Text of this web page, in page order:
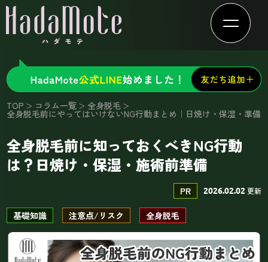
TOP コラム一覧 全身脱毛
全身脱毛前にやってはいけないNG行動まとめ｜日焼け・保湿・準備
全身脱毛前に知っておくべきNG行動
は？日焼け・保湿・施術前準備
PR 2026.02.02更新
基礎知識 注意点/リスク 全身脱毛